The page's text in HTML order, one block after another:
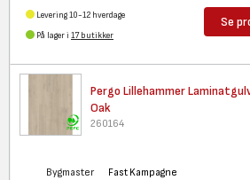
Levering 10-12 hverdage
På lager i 17 butikker
Se
Pergo Lillehammer
Oak
260164
Bygmaster Fast Kampagne